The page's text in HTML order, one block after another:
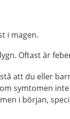
i magen.
Oftast är
att du eller
symtomen
i början,